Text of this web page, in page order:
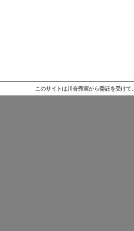
このサイトは川合秀実から委託を受け